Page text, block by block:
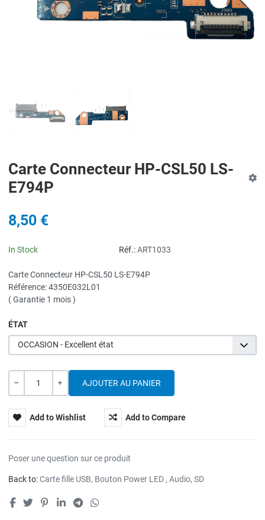
PREV
Carte Connecteur HP-CSL50 LS-
E794P
8,50 €
In Stock Réf.: ART1033
Carte Connecteur HP-CSL50 LS-E794P
Référence: 4350E032L01
( Garantie 1 mois )
ÉTAT
OCCASION - Excellent état
Quantité
Add to Wishlist Add to Compare
Poser une question sur ce produit
Back to:Carte fille USB, Bouton Power LED , Audio, SD